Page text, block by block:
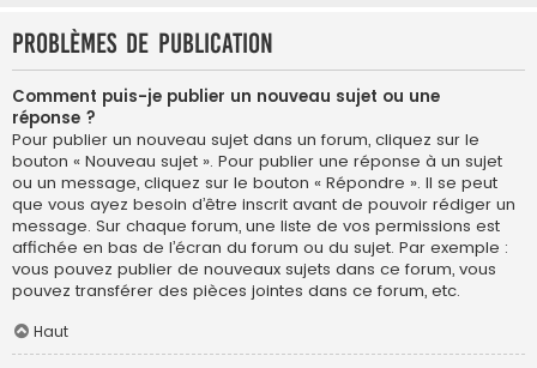
Problèmes de publication
Comment puis-je publier un nouveau sujet ou une
réponse ?
Pour publier un nouveau sujet dans un forum, cliquez sur le
bouton « Nouveau sujet ». Pour publier une réponse à un sujet
ou un message, cliquez sur le bouton « Répondre ». Il se peut
que vous ayez besoin d’être inscrit avant de pouvoir rédiger un
message. Sur chaque forum, une liste de vos permissions est
affichée en bas de l’écran du forum ou du sujet. Par exemple :
vous pouvez publier de nouveaux sujets dans ce forum, vous
pouvez transférer des pièces jointes dans ce forum, etc.
Haut